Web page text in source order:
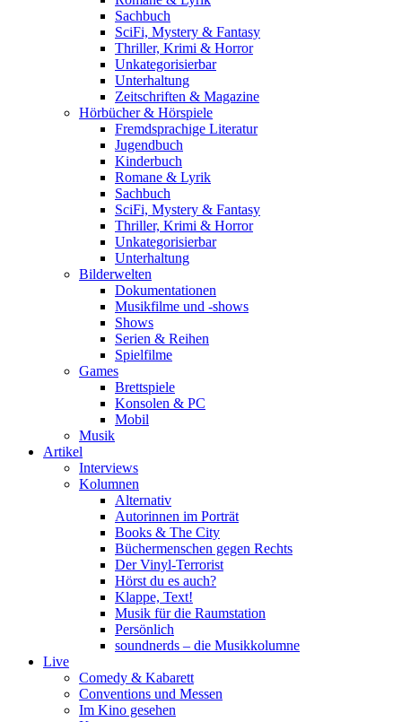
Sachbuch
SciFi, Mystery & Fantasy
Thriller, Krimi & Horror
Unkategorisierbar
Unterhaltung
Zeitschriften & Magazine
Hörbücher & Hörspiele
Fremdsprachige Literatur
Jugendbuch
Kinderbuch
Romane & Lyrik
Sachbuch
SciFi, Mystery & Fantasy
Thriller, Krimi & Horror
Unkategorisierbar
Unterhaltung
Bilderwelten
Dokumentationen
Musikfilme und -shows
Shows
Serien & Reihen
Spielfilme
Games
Brettspiele
Konsolen & PC
Mobil
Musik
Artikel
Interviews
Kolumnen
Alternativ
Autorinnen im Porträt
Books & The City
Büchermenschen gegen Rechts
Der Vinyl-Terrorist
Hörst du es auch?
Klappe, Text!
Musik für die Raumstation
Persönlich
soundnerds – die Musikkolumne
Live
Comedy & Kabarett
Conventions und Messen
Im Kino gesehen